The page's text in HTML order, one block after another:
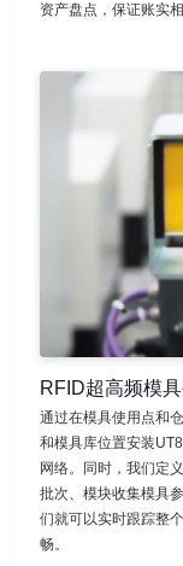
资产盘点，保证账实相
RFID超高频模
通过在模具使用点和
和模具库位置安装
网络。同时，我们定
批次、模块收集模具
们就可以实时跟踪整
畅。